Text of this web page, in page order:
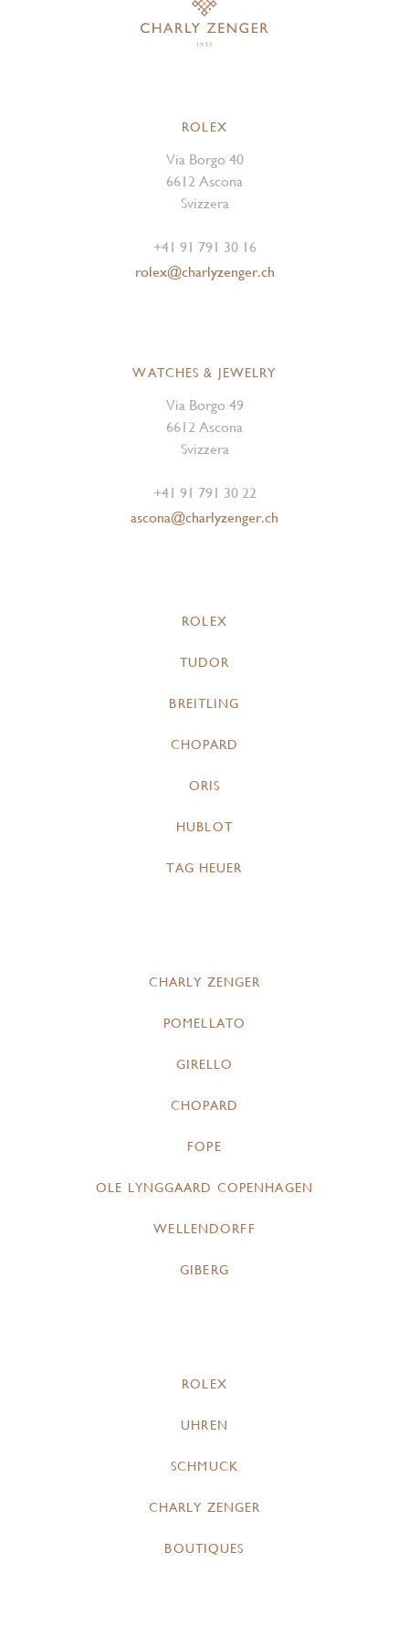
ROLEX
Via Borgo 40
6612 Ascona
Svizzera
+41 91 791 30 16
rolex@charlyzenger.ch
WATCHES & JEWELRY
Via Borgo 49
6612 Ascona
Svizzera
+41 91 791 30 22
ascona@charlyzenger.ch
ROLEX
TUDOR
BREITLING
CHOPARD
ORIS
HUBLOT
TAG HEUER
CHARLY ZENGER
POMELLATO
GIRELLO
CHOPARD
FOPE
OLE LYNGGAARD COPENHAGEN
WELLENDORFF
GIBERG
ROLEX
UHREN
SCHMUCK
CHARLY ZENGER
BOUTIQUES